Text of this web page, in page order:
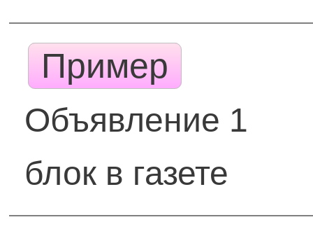
Пример
Объявление 1
блок в газете